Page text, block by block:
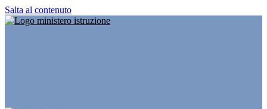
Salta al contenuto